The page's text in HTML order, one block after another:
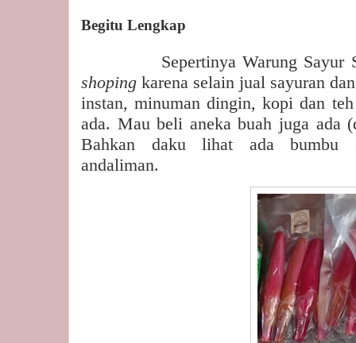
Begitu Lengkap
Sepertinya Warung Sayur
shoping karena selain jual sayuran
instan, minuman dingin, kopi dan
ada. Mau beli aneka buah juga ada
Bahkan daku lihat ada bumbu
andaliman.